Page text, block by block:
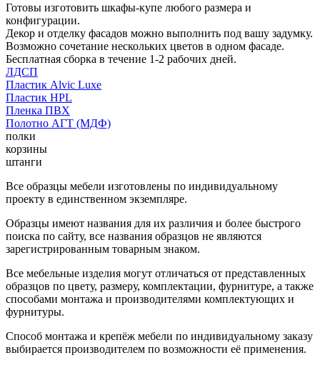
Готовы изготовить шкафы-купе любого размера и
конфигурации.
Декор и отделку фасадов можно выполнить под вашу задумку.
Возможно сочетание нескольких цветов в одном фасаде.
Бесплатная сборка в течение 1-2 рабочих дней.
ЛДСП
Пластик Alvic Luxe
Пластик HPL
Пленка ПВХ
Полотно АГТ (МДФ)
полки
корзины
штанги
Все образцы мебели изготовлены по индивидуальному
проекту в единственном экземпляре.
Образцы имеют названия для их различия и более быстрого
поиска по сайту, все названия образцов не являются
зарегистрированным товарным знаком.
Все мебельные изделия могут отличаться от представленных
образцов по цвету, размеру, комплектации, фурнитуре, а также
способами монтажа и производителями комплектующих и
фурнитуры.
Способ монтажа и крепёж мебели по индивидуальному заказу
выбирается производителем по возможности её применения.